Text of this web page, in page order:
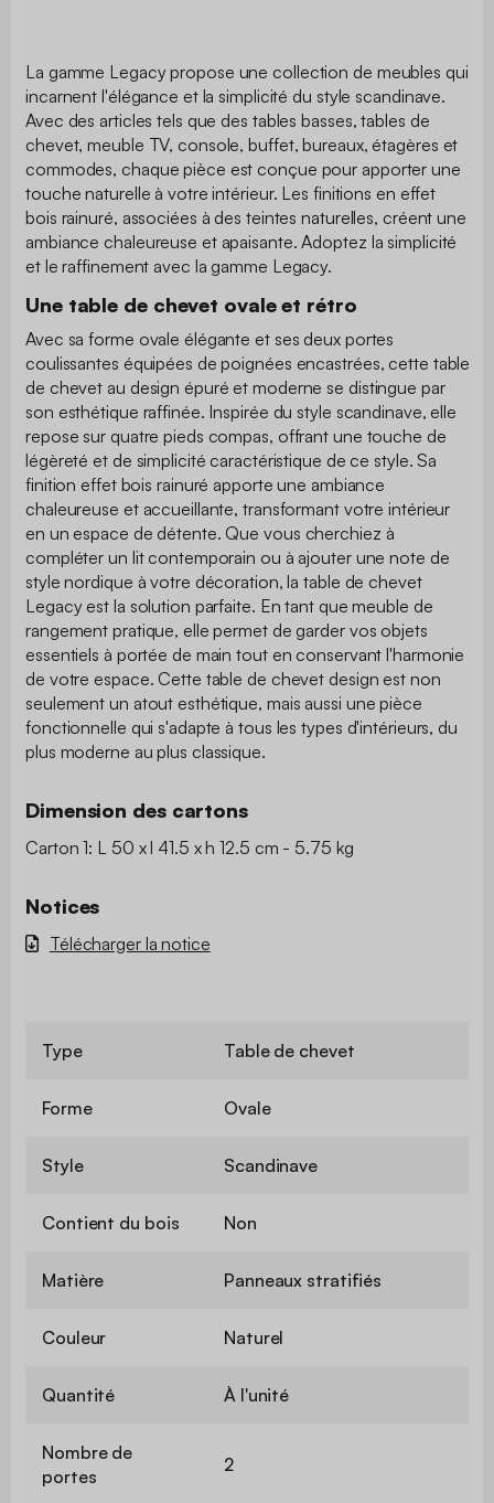
La gamme Legacy propose une collection de meubles qui
incarnent l'élégance et la simplicité du style scandinave.
Avec des articles tels que des tables basses, tables de
chevet, meuble TV, console, buffet, bureaux, étagères et
commodes, chaque pièce est conçue pour apporter une
touche naturelle à votre intérieur. Les finitions en effet
bois rainuré, associées à des teintes naturelles, créent une
ambiance chaleureuse et apaisante. Adoptez la simplicité
et le raffinement avec la gamme Legacy.
Une table de chevet ovale et rétro
Avec sa forme ovale élégante et ses deux portes
coulissantes équipées de poignées encastrées, cette table
de chevet au design épuré et moderne se distingue par
son esthétique raffinée. Inspirée du style scandinave, elle
repose sur quatre pieds compas, offrant une touche de
légèreté et de simplicité caractéristique de ce style. Sa
finition effet bois rainuré apporte une ambiance
chaleureuse et accueillante, transformant votre intérieur
en un espace de détente. Que vous cherchiez à
compléter un lit contemporain ou à ajouter une note de
style nordique à votre décoration, la table de chevet
Legacy est la solution parfaite. En tant que meuble de
rangement pratique, elle permet de garder vos objets
essentiels à portée de main tout en conservant l'harmonie
de votre espace. Cette table de chevet design est non
seulement un atout esthétique, mais aussi une pièce
fonctionnelle qui s'adapte à tous les types d'intérieurs, du
plus moderne au plus classique.
Dimension des cartons
Carton 1: L 50 x l 41.5 x h 12.5 cm - 5.75 kg
Notices
Télécharger la notice
Type Table de chevet
Forme Ovale
Style Scandinave
Contient du bois Non
Matière Panneaux stratifiés
Couleur Naturel
Quantité À l'unité
Nombre de
portes
2